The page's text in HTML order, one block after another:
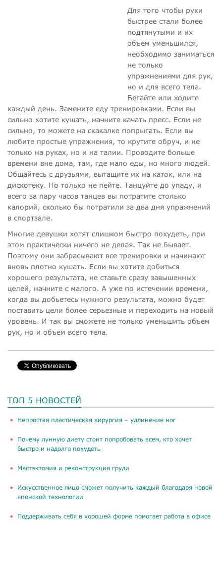
Для того чтобы руки
быстрее стали более
подтянутыми и их
объем уменьшился,
необходимо заниматься
не только
упражнениями для рук,
но и для всего тела.
Бегайте или ходите
каждый день. Замените еду тренировками. Если вы
сильно хотите кушать, начните качать пресс. Если не
сильно, то можете на скакалке попрыгать. Если вы
любите простые упражнения, то крутите обруч, и не
только на руках, но и на талии. Проводите больше
времени вне дома, там, где мало еды, но много людей.
Общайтесь с друзьями, вытащите их на каток, или на
дискотеку. Но только не пейте. Танцуйте до упаду, и
всего за пару часов танцев вы потратите столько
калорий, сколько бы потратили за два дня упражнений
в спортзале.
Многие девушки хотят слишком быстро похудеть, при
этом практически ничего не делая. Так не бывает.
Поэтому они забрасывают все тренировки и начинают
вновь плотно кушать. Если вы хотите добиться
хорошего результата, не ставьте сразу завышенных
целей, начните с малого. А уже по истечении времени,
когда вы добьетесь нужного результата, можно будет
поставить цели более серьезные и переходить на новый
уровень. И так вы сможете не только уменьшить объем
рук, но и объем всего тела.
ТОП 5 НОВОСТЕЙ
​Непростая пластическая хирургия – удлинение ног
Почему лунную диету стоит попробовать всем, кто хочет
быстро и надолго похудеть
Мастэктомия и реконструкция груди
Искусственное лицо сможет получить каждый благодаря новой
японской технологии
Поддерживать себя в хорошей форме помогает работа в офисе